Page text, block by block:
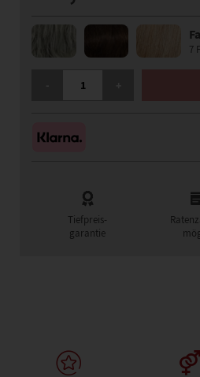
7
Tiefpreis-
garantie